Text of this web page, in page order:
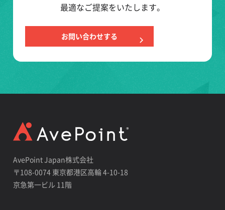
最適なご提案をいたします。
お問い合わせする
AvePoint Japan株式会社
〒108-0074 東京都港区高輪 4-10-18
京急第一ビル 11階